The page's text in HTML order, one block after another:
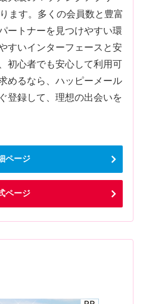
ます。多くの会員数と豊富
ートナーを見つけやすい環
すいインターフェースと安
初心者でも安心して利用可
めるなら、ハッピーメール
登録して、理想の出会いを
ページ
ページ